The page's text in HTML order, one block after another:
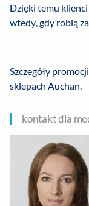
Dzięki temu
wtedy, gdy robią
Szczegóły
sklepach Auchan.
kontakt dla